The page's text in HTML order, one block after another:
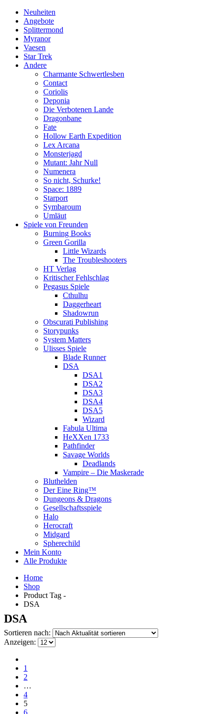
Neuheiten
Angebote
Splittermond
Myranor
Vaesen
Star Trek
Andere
Charmante Schwertlesben
Contact
Coriolis
Deponia
Die Verbotenen Lande
Dragonbane
Fate
Hollow Earth Expedition
Lex Arcana
Monsterjagd
Mutant: Jahr Null
Numenera
So nicht, Schurke!
Space: 1889
Starport
Symbaroum
Umläut
Spiele von Freunden
Burning Books
Green Gorilla
Little Wizards
The Troubleshooters
HT Verlag
Kritischer Fehlschlag
Pegasus Spiele
Cthulhu
Daggerheart
Shadowrun
Obscurati Publishing
Storypunks
System Matters
Ulisses Spiele
Blade Runner
DSA
DSA1
DSA2
DSA3
DSA4
DSA5
Wizard
Fabula Ultima
HeXXen 1733
Pathfinder
Savage Worlds
Deadlands
Vampire – Die Maskerade
Bluthelden
Der Eine Ring™
Dungeons & Dragons
Gesellschaftsspiele
Halo
Herocraft
Midgard
Spherechild
Mein Konto
Alle Produkte
Home
Shop
Product Tag -
DSA
DSA
Sortieren nach:
Anzeigen:
1
2
…
4
5
6